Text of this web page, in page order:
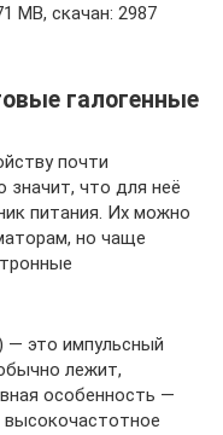
MB, скачан: 2987
галогенные
почти
значит, что для неё
питания. Их можно
но чаще
это импульсный
лежит,
особенность —